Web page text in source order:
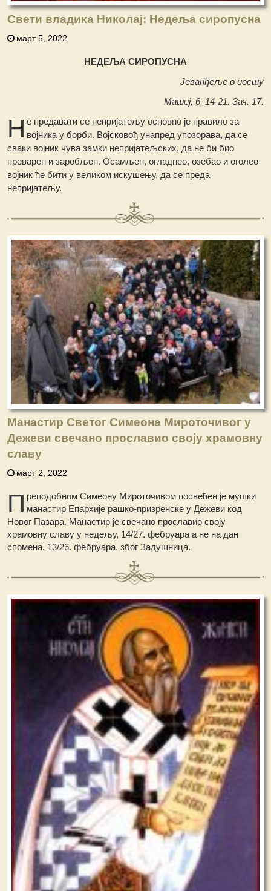
Свети владика Николај: Недеља сиропусна
март 5, 2022
НЕДЕЉА СИРОПУСНА
Јеванђеље о посту
Матеј, 6, 14-21. Зач. 17.
Н е предавати се непријатељу основно је правило за
војника у борби. Војсковођ унапред упозорава, да се
сваки војник чува замки непријатељских, да не би био
преварен и заробљен. Осамљен, огладнео, озебао и оголео
војник ће бити у великом искушењу, да се преда
непријатељу.
Манастир Светог Симеона Мироточивог у
Дежеви свечано прославио своју храмовну
славу
март 2, 2022
П реподобном Симеону Мироточивом посвећен је мушки
манастир Епархије рашко-призренске у Дежеви код
Новог Пазара. Манастир је свечано прославио своју
храмовну славу у недељу, 14/27. фебруара а не на дан
спомена, 13/26. фебруара, због Задушница.